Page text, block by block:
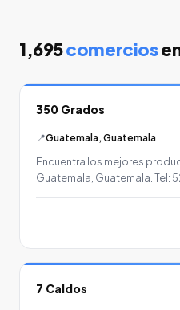
1,695comercios
350 Grados
📍Guatemala, Guatemala
Encuentra los mejores
Guatemala, Guatemala. Tel:
7 Caldos